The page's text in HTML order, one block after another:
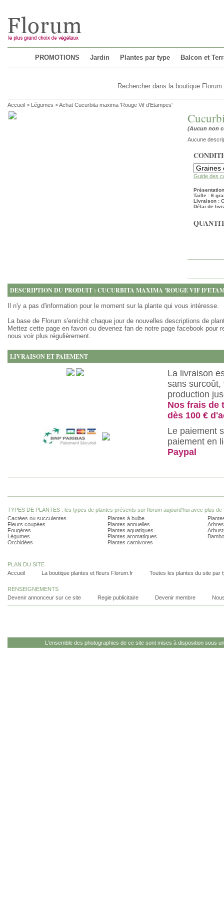
PROMOTIONS Jardin Plantes par type Balcon et
Accueil > Légumes >Achat Cucurbita maxima 'Rouge Vif d'Etampes'
(Aucun non
Aucune
Guide des
Taille : 6
Livraison :
Délai de
DESCRIPTION DU PRODUIT : CUCURBITA MAXIMA 'ROUGE VIF
Il n'y a pas d'information pour le moment sur la plante qui vous intéresse.
La base de Florum s'enrichit chaque jour de nouvelles descriptions de
Mettez cette page en favori ou devenez fan de notre page facebook pour
nous voir plus régulièrement.
LIVRAISON ET PAIEMENT
La livraison
sans surcoût,
production
Nos frais de
dès 100 €
Le paiement
paiement en
Paypal
TYPES DE PLANTES : les types de plantes présents sur florum aujourd'hui avec plus de
Cactées ou succulentes
Fleurs coupées
Fougères
Légumes
Orchidées
Plantes à bulbe
Plantes annuelles
Plantes aquatiques
Plantes aromatiques
Plantes carnivores
PLAN DU SITE
Accueil
La boutique plantes et fleurs Florum.fr Toutes les plantes du site par
RENSEIGNEMENTS
Devenir annonceur sur ce site
Regie publicitaire Devenir membre
L'ensemble des photographies de ce site sont mises à disposition sous